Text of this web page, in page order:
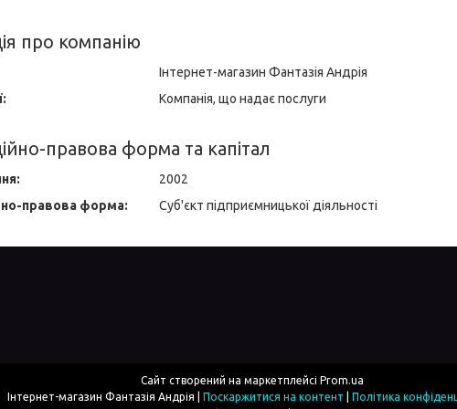
про компанію
Інтернет-магазин Фантазія Андрія
Компанія, що надає послуги
правова форма та капітал
2002
правова форма:
Суб'єкт підприємницької діяльності
Сайт створений на маркетплейсі Prom.ua
Поскаржитися на контент
Політика